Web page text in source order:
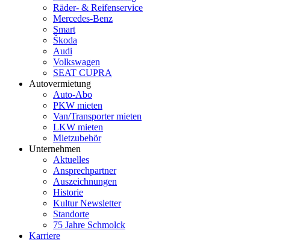
Räder- & Reifenservice
Mercedes-Benz
Smart
Škoda
Audi
Volkswagen
SEAT CUPRA
Autovermietung
Auto-Abo
PKW mieten
Van/Transporter mieten
LKW mieten
Mietzubehör
Unternehmen
Aktuelles
Ansprechpartner
Auszeichnungen
Historie
Kultur Newsletter
Standorte
75 Jahre Schmolck
Karriere